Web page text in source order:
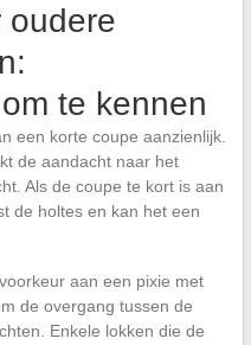
oudere
te kennen
een korte coupe aanzienlijk.
de aandacht naar het
Als de coupe te kort is aan
de holtes en kan het een
aan een pixie met
de overgang tussen de
Enkele lokken die de